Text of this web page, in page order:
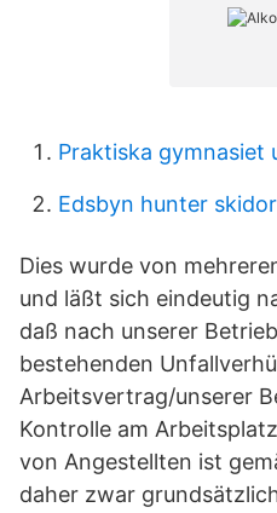
Praktiska gymnasiet
Edsbyn hunter skidor
Dies wurde von
und läßt sich eindeutig
daß nach unserer
bestehenden
Arbeitsvertrag/unserer
Kontrolle am
von Angestellten ist
daher zwar